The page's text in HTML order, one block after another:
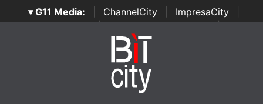
▾ G11 Media: ChannelCity ImpresaCity
SecurityOpenLab | Italian Channel Awards | Italian
Italian Security Awards